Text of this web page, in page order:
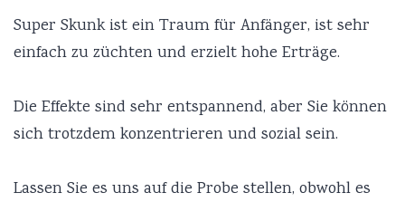
Super Skunk ist ein Traum für Anfänger, ist sehr
einfach zu züchten und erzielt hohe Erträge.
Die Effekte sind sehr entspannend, aber Sie können
sich trotzdem konzentrieren und sozial sein.
Lassen Sie es uns auf die Probe stellen, obwohl es